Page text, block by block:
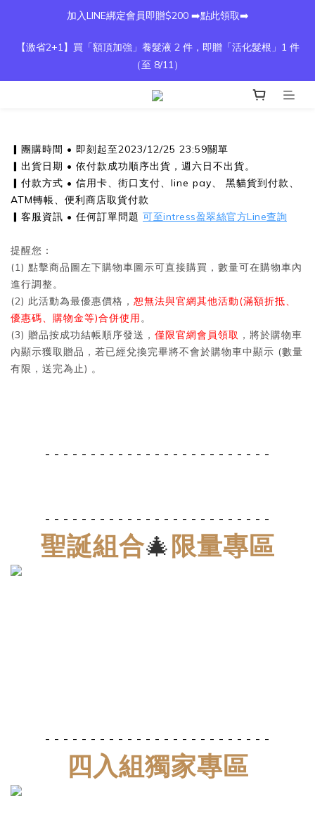
加入LINE綁定會員即贈$200 ➡️點此領取➡️
【激省2+1】買「額頂加強」養髮液 2 件，即贈「活化髮根」1 件
（至 8/11）
▎團購時間 • 即刻起至2023/12/25 23:59關單
▎出貨日期 • 依付款成功順序出貨，週六日不出貨。
▎付款方式 • 信用卡、街口支付、line pay、 黑貓貨到付款、
ATM轉帳、便利商店取貨付款
▎客服資訊 • 任何訂單問題 可至intress盈翠絲官方Line查詢
提醒您：
(1) 點擊商品圖左下購物車圖示可直接購買，數量可在購物車內
進行調整。
(2) 此活動為最優惠價格， 恕無法與官網其他活動(滿額折抵、
優惠碼、購物金等)合併使用 。
(3) 贈品按成功結帳順序發送， 僅限官網會員領取 ，將於購物車
內顯示獲取贈品，若已經兌換完畢將不會於購物車中顯示 (數量
有限，送完為止) 。
- - - - - - - - - - - - - - - - - - - - - - - - -
- - - - - - - - - - - - - - - - - - - - - - - - -
聖誕組合🎄限量專區
- - - - - - - - - - - - - - - - - - - - - - - - -
四入組獨家專區